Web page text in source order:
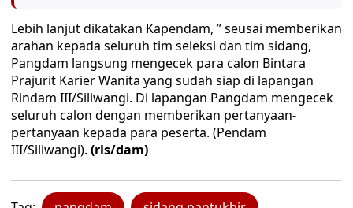
Lebih lanjut dikatakan Kapendam, ” seusai memberikan
arahan kepada seluruh tim seleksi dan tim sidang,
Pangdam langsung mengecek para calon Bintara
Prajurit Karier Wanita yang sudah siap di lapangan
Rindam III/Siliwangi. Di lapangan Pangdam mengecek
seluruh calon dengan memberikan pertanyaan-
pertanyaan kepada para peserta. (Pendam
III/Siliwangi). (rls/dam)